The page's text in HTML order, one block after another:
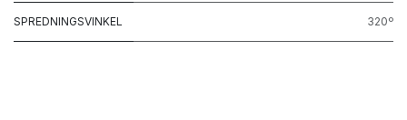
SPREDNINGSVINKEL 320º